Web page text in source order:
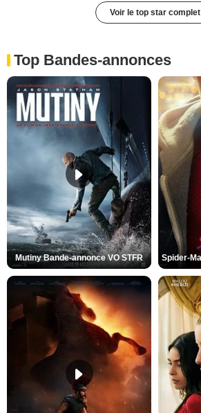
Voir le top star complet
Top Bandes-annonces
Mutiny Bande-annonce VO STFR